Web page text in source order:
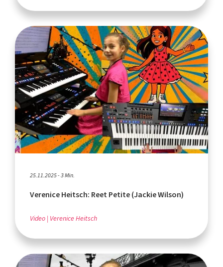
25.11.2025 - 3 Min.
Verenice Heitsch: Reet Petite (Jackie Wilson)
Video Verenice Heitsch